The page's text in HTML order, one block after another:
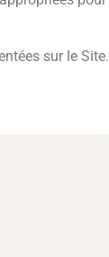
sur le Site.